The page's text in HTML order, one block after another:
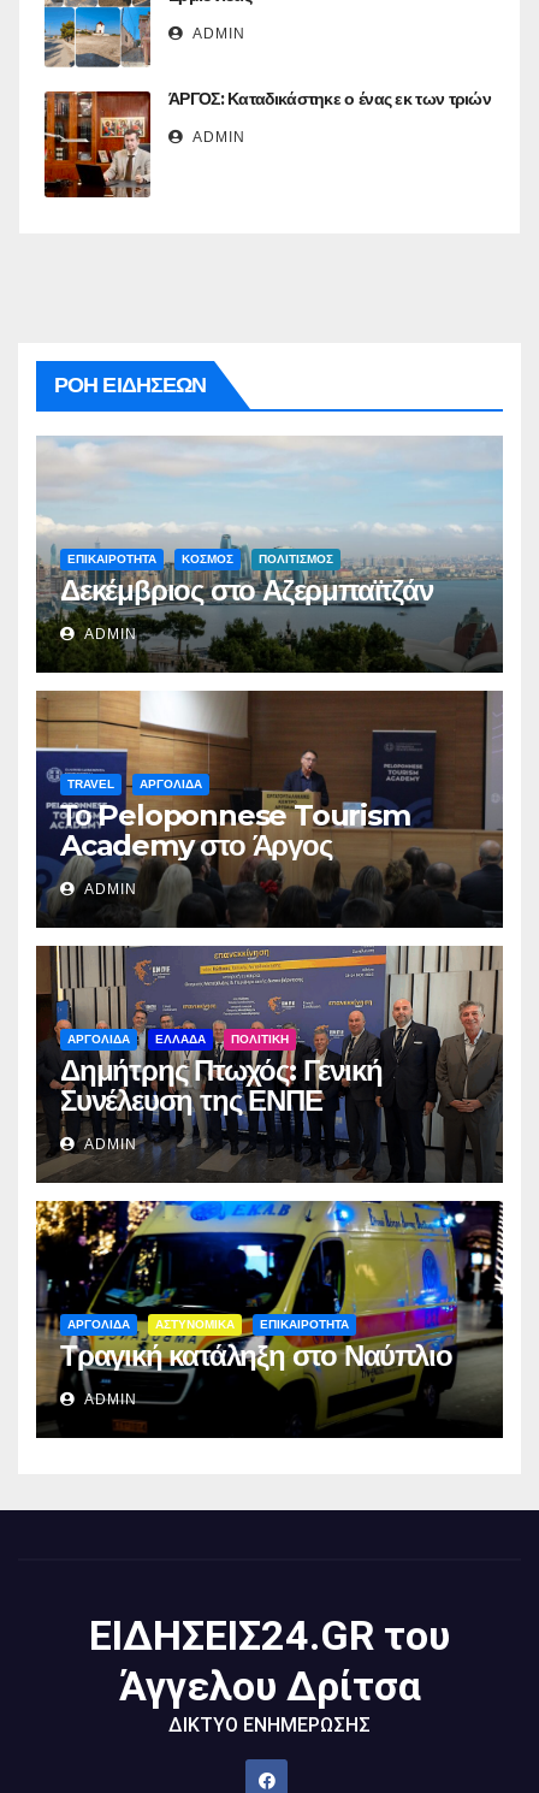
ADMIN
ΆΡΓΟΣ: Καταδικάστηκε ο ένας εκ των τριών
ADMIN
ΡΟΗ ΕΙΔΗΣΕΩΝ
ΕΠΙΚΑΙΡΟΤΗΤΑ ΚΟΣΜΟΣ ΠΟΛΙΤΙΣΜΟΣ
Δεκέμβριος στο Αζερμπαϊτζάν
ADMIN
TRAVEL ΑΡΓΟΛΙΔΑ
Το Peloponnese Tourism
Academy στο Άργος
ADMIN
ΑΡΓΟΛΙΔΑ ΕΛΛΑΔΑ ΠΟΛΙΤΙΚΗ
Δημήτρης Πτωχός: Γενική
Συνέλευση της ΕΝΠΕ
ADMIN
ΑΡΓΟΛΙΔΑ ΑΣΤΥΝΟΜΙΚΑ ΕΠΙΚΑΙΡΟΤΗΤΑ
Τραγική κατάληξη στο Ναύπλιο
ADMIN
ΕΙΔΗΣΕΙΣ24.GR του
Άγγελου Δρίτσα
ΔΙΚΤΥΟ ΕΝΗΜΕΡΩΣΗΣ